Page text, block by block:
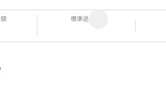
標準送料
ス